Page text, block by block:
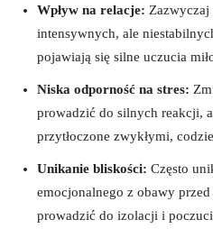
Wpływ na relacje: Zazwyczaj
intensywnych, ale
pojawiają ⁣się silne ⁣uczucia
Niska odporność na stres:
prowadzić do silnych reakcji,
przytłoczone zwykłymi,
Unikanie⁢ bliskości: Często
emocjonalnego z obawy
⁣prowadzić ‍do‍ izolacji i